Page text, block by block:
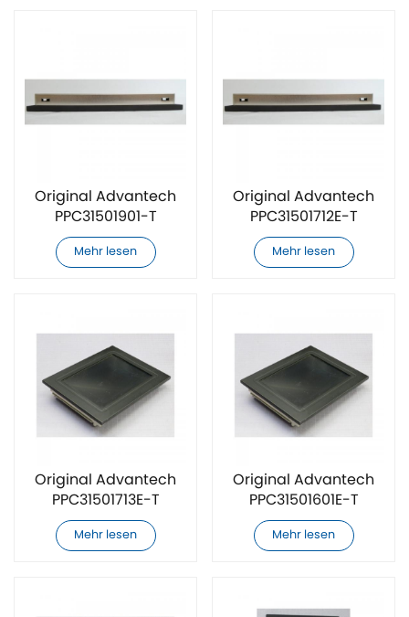
Original Advantech
PPC31501901-T
Touchscreen
Mehr lesen
Original Advantech
PPC31501712E-T
Touchscreen
Mehr lesen
Original Advantech
PPC31501713E-T
Touchscreen
Mehr lesen
Original Advantech
PPC31501601E-T
Touchscreen
Mehr lesen